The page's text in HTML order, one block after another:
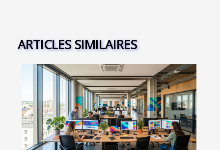
ARTICLES SIMILAIRES